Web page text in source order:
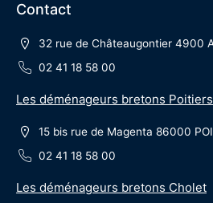
Contact
32 rue de Châteaugontier 4900
02 41 18 58 00
Les déménageurs bretons Poitiers
15 bis rue de Magenta 86000
02 41 18 58 00
Les déménageurs bretons Cholet